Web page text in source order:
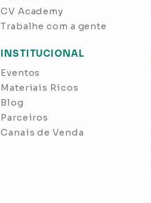
CV Academy
Trabalhe com a gente
INSTITUCIONAL
Eventos
Materiais Ricos
Blog
Parceiros
Canais de Venda